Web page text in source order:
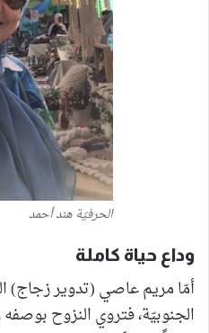
الحرفيّة هند أحمد
وداع حياة كاملة
أمّا مريم عاصي (تدوير زجاج)
الجنوبيّة، فتروي النزوح